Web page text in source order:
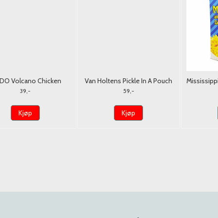
Volcano Chicken
Noodle 140g.
39,-
Kjøp
Van Holtens Pickle In A Pouch
Pickle Rick 306g.
59,-
Kjøp